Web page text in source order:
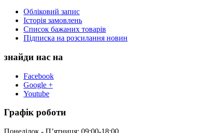
Обліковий запис
Історія замовлень
Список бажаних товарів
Підписка на розсилання новин
знайди нас на
Facebook
Google +
Youtube
Графік роботи
Понеділок - П’ятниця: 09:00-18:00